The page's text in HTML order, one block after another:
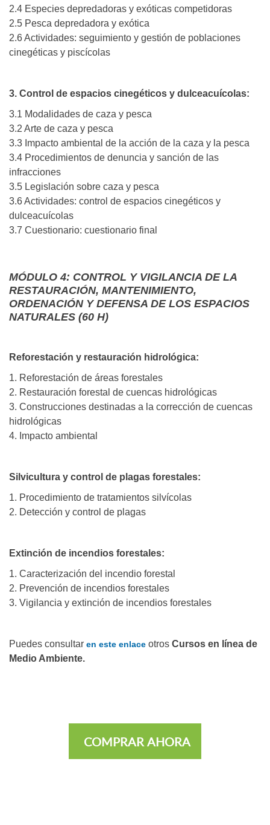
2.4 Especies depredadoras y exóticas competidoras
2.5 Pesca depredadora y exótica
2.6 Actividades: seguimiento y gestión de poblaciones
cinegéticas y piscícolas
3. Control de espacios cinegéticos y dulceacuícolas:
3.1 Modalidades de caza y pesca
3.2 Arte de caza y pesca
3.3 Impacto ambiental de la acción de la caza y la pesca
3.4 Procedimientos de denuncia y sanción de las
infracciones
3.5 Legislación sobre caza y pesca
3.6 Actividades: control de espacios cinegéticos y
dulceacuícolas
3.7 Cuestionario: cuestionario final
MÓDULO 4: CONTROL Y VIGILANCIA DE LA
RESTAURACIÓN, MANTENIMIENTO,
ORDENACIÓN Y DEFENSA DE LOS ESPACIOS
NATURALES (60 H)
Reforestación y restauración hidrológica:
1. Reforestación de áreas forestales
2. Restauración forestal de cuencas hidrológicas
3. Construcciones destinadas a la corrección de cuencas
hidrológicas
4. Impacto ambiental
Silvicultura y control de plagas forestales:
1. Procedimiento de tratamientos silvícolas
2. Detección y control de plagas
Extinción de incendios forestales:
1. Caracterización del incendio forestal
2. Prevención de incendios forestales
3. Vigilancia y extinción de incendios forestales
Puedes consultar en este enlace otros Cursos en línea de
Medio Ambiente.
COMPRAR AHORA